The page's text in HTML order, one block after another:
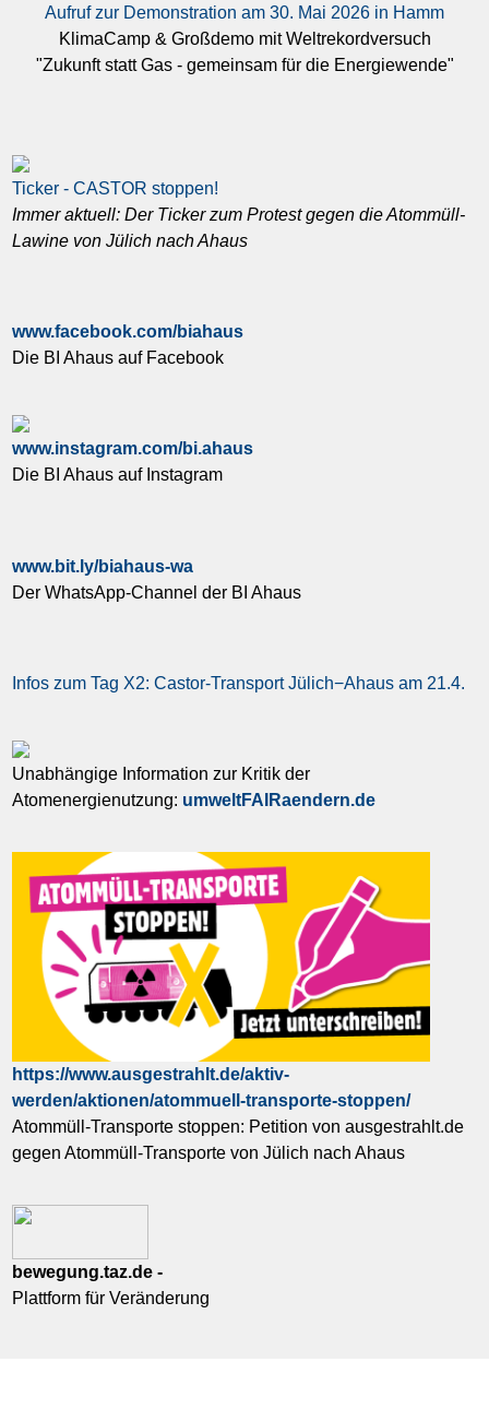
Aufruf zur Demonstration am 30. Mai 2026 in Hamm
KlimaCamp & Großdemo mit Weltrekordversuch
"Zukunft statt Gas - gemeinsam für die Energiewende"
Ticker - CASTOR stoppen!
Immer aktuell: Der Ticker zum Protest gegen die Atommüll-
Lawine von Jülich nach Ahaus
www.facebook.com/biahaus
Die BI Ahaus auf Facebook
www.instagram.com/bi.ahaus
Die BI Ahaus auf Instagram
www.bit.ly/biahaus-wa
Der WhatsApp-Channel der BI Ahaus
Infos zum Tag X2: Castor-Transport Jülich−Ahaus am 21.4.
Unabhängige Information zur Kritik der
Atomenergienutzung: umweltFAIRaendern.de
https://www.ausgestrahlt.de/aktiv-
werden/aktionen/atommuell-transporte-stoppen/
Atommüll-Transporte stoppen: Petition von ausgestrahlt.de
gegen Atommüll-Transporte von Jülich nach Ahaus
bewegung.taz.de -
Plattform für Veränderung